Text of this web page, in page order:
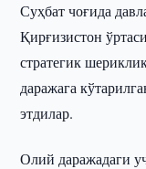
Суҳбат чоғида
Қирғизистон
стратегик
даражага
этдилар.
Олий даражадаги